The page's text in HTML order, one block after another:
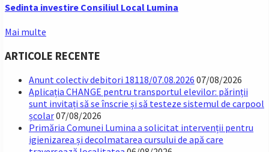
Sedinta investire Consiliul Local Lumina
Mai multe
ARTICOLE RECENTE
Anunt colectiv debitori 18118/07.08.2026 07/08/2026
Aplicația CHANGE pentru transportul elevilor: părinții
sunt invitați să se înscrie și să testeze sistemul de carpool
școlar07/08/2026
Primăria Comunei Lumina a solicitat intervenții pentru
igienizarea și decolmatarea cursului de apă care